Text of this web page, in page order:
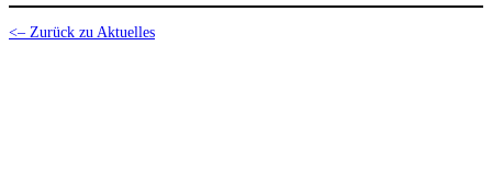
<– Zurück zu Aktuelles